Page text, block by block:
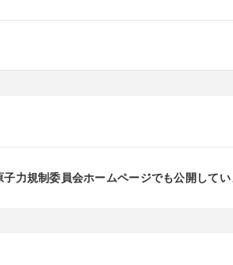
力規制委員会ホームページでも公開してい